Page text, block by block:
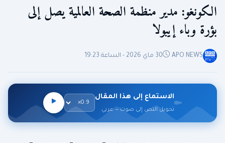
الكونغو: مدير منظمة الصحة العالمية يصل إلى
بؤرة وباء إيبولا
APO NEWS 30 ماي 2026 - الساعة 19:23
الاستماع إلى هذا المقال
تحويل النص إلى صوت — عربي